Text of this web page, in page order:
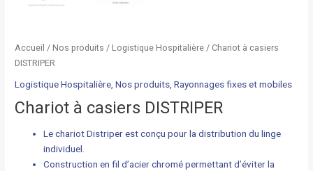
Accueil / Nos produits / Logistique Hospitalière / Chariot à casiers
DISTRIPER
Logistique Hospitalière ,Nos produits ,Rayonnages fixes et mobiles
Chariot à casiers DISTRIPER
Le chariot Distriper est conçu pour la distribution du linge
individuel.
Construction en fil d’acier chromé permettant d’éviter la